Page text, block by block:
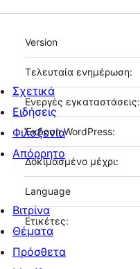
Μεταστοιχεία
Version
Τελευταία ενημέρωση:
Ενεργές εγκαταστάσεις:
Έκδοση WordPress:
Δοκιμασμένο μέχρι:
Language
Ετικέτες:
Σχετικά
Ειδήσεις
Φιλοξενία
Απόρρητο
Βιτρίνα
Θέματα
Πρόσθετα